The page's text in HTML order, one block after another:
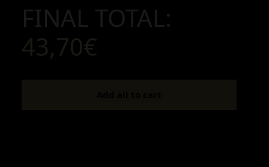
FINAL TOTAL:
43,70€